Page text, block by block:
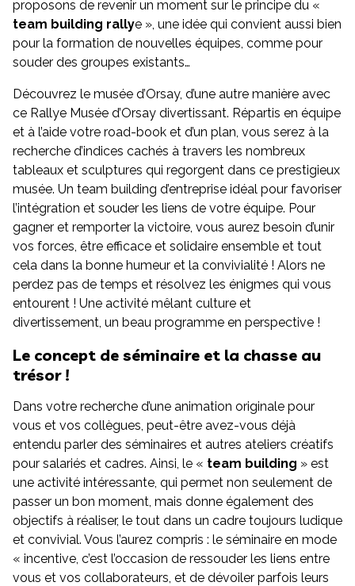
proposons de revenir un moment sur le principe du «
team building rallye », une idée qui convient aussi bien
pour la formation de nouvelles équipes, comme pour
souder des groupes existants…
Découvrez le musée d’Orsay, d’une autre manière avec
ce Rallye Musée d’Orsay divertissant. Répartis en équipe
et à l’aide votre road-book et d’un plan, vous serez à la
recherche d’indices cachés à travers les nombreux
tableaux et sculptures qui regorgent dans ce prestigieux
musée. Un team building d’entreprise idéal pour favoriser
l’intégration et souder les liens de votre équipe. Pour
gagner et remporter la victoire, vous aurez besoin d’unir
vos forces, être efficace et solidaire ensemble et tout
cela dans la bonne humeur et la convivialité ! Alors ne
perdez pas de temps et résolvez les énigmes qui vous
entourent ! Une activité mêlant culture et
divertissement, un beau programme en perspective !
Le concept de séminaire et la chasse au
trésor !
Dans votre recherche d’une animation originale pour
vous et vos collègues, peut-être avez-vous déjà
entendu parler des séminaires et autres ateliers créatifs
pour salariés et cadres. Ainsi, le « team building » est
une activité intéressante, qui permet non seulement de
passer un bon moment, mais donne également des
objectifs à réaliser, le tout dans un cadre toujours ludique
et convivial. Vous l’aurez compris : le séminaire en mode
« incentive, c’est l’occasion de ressouder les liens entre
vous et vos collaborateurs, et de dévoiler parfois leurs